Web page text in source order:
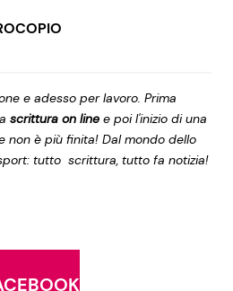
e adesso per lavoro. Prima
scrittura on line e poi l'inizio di una
non è più finita! Dal mondo dello
tutto scrittura, tutto fa notizia!